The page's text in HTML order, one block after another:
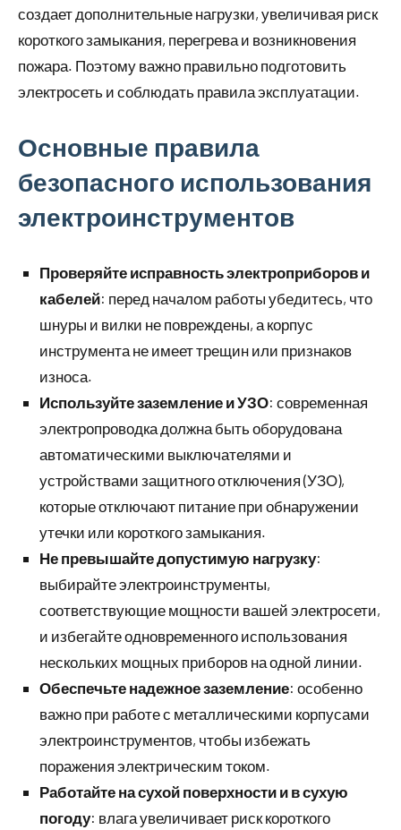
создает дополнительные нагрузки, увеличивая риск
короткого замыкания, перегрева и возникновения
пожара. Поэтому важно правильно подготовить
электросеть и соблюдать правила эксплуатации.
Основные правила
безопасного использования
электроинструментов
Проверяйте исправность электроприборов и
кабелей: перед началом работы убедитесь, что
шнуры и вилки не повреждены, а корпус
инструмента не имеет трещин или признаков
износа.
Используйте заземление и УЗО: современная
электропроводка должна быть оборудована
автоматическими выключателями и
устройствами защитного отключения (УЗО),
которые отключают питание при обнаружении
утечки или короткого замыкания.
Не превышайте допустимую нагрузку:
выбирайте электроинструменты,
соответствующие мощности вашей электросети,
и избегайте одновременного использования
нескольких мощных приборов на одной линии.
Обеспечьте надежное заземление: особенно
важно при работе с металлическими корпусами
электроинструментов, чтобы избежать
поражения электрическим током.
Работайте на сухой поверхности и в сухую
погоду: влага увеличивает риск короткого